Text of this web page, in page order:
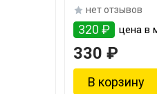
нет отзывов
320 ₽ цена в
330 ₽